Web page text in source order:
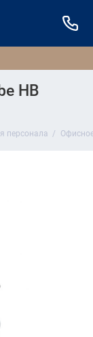
HB
персонала